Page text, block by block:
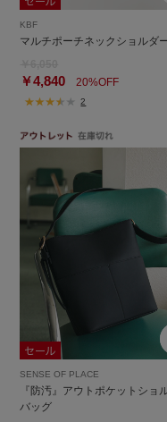
KBF
マルチポーチネックショルダ
￥4,840 20%OFF
2
SENSE OF PLACE
『防汚』アウトポケットショ
バッグ